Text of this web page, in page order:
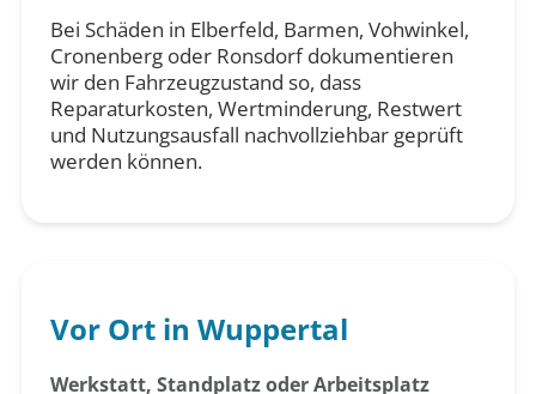
Bei Schäden in Elberfeld, Barmen, Vohwinkel,
Cronenberg oder Ronsdorf dokumentieren
wir den Fahrzeugzustand so, dass
Reparaturkosten, Wertminderung, Restwert
und Nutzungsausfall nachvollziehbar geprüft
werden können.
Vor Ort in Wuppertal
Werkstatt, Standplatz oder Arbeitsplatz